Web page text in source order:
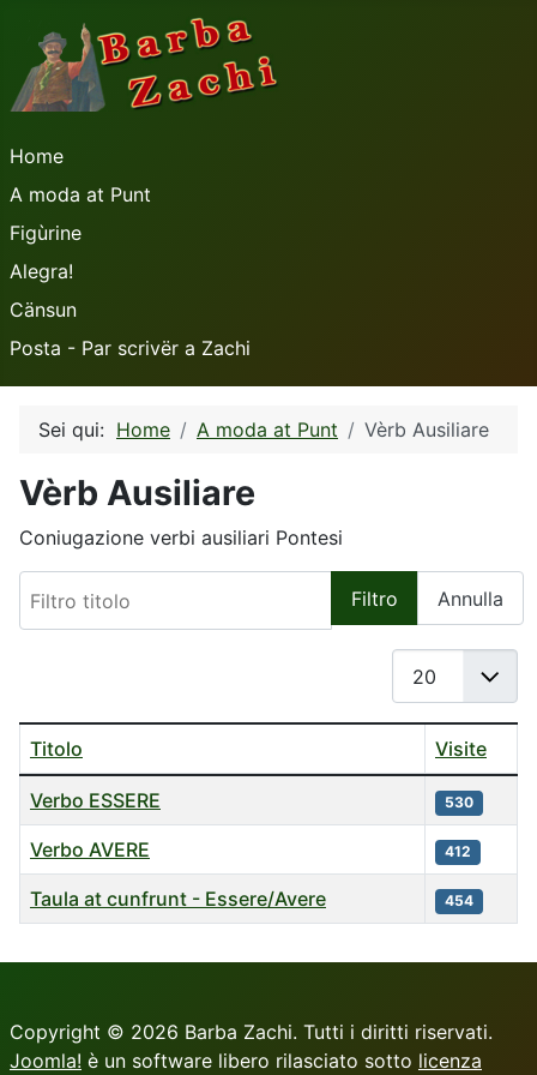
Home
A moda at Punt
Figùrine
Alegra!
Cänsun
Posta - Par scrivër a Zachi
Sei qui: Home A moda at Punt Vèrb Ausiliare
Vèrb Ausiliare
Coniugazione verbi ausiliari Pontesi
Filtro Annulla
Tabella degli Articoli
Titolo Visite
Verbo ESSERE 530
Verbo AVERE 412
Taula at cunfrunt - Essere/Avere 454
Copyright © 2026 Barba Zachi. Tutti i diritti riservati.
Joomla! è un software libero rilasciato sotto licenza